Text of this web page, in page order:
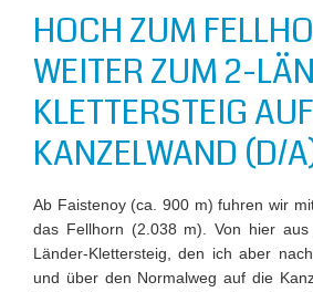
HOCH ZUM
WEITER ZUM 2-
KLETTERSTEIG
KANZELWAND (D/
Ab Faistenoy (ca. 900 m) fuhren wir
das Fellhorn (2.038 m). Von hier
Länder-Klettersteig, den ich aber
und über den Normalweg auf die